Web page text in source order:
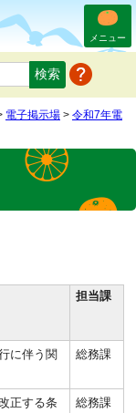
メニュー
電子掲示場 > 令和7年電
担当課
に伴う関
総務課
正する条
総務課